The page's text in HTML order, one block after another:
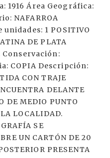
1916 Área Geográfica:
NAFARROA
unidades: 1 POSITIVO
DE PLATA
Conservación:
COPIA Descripción:
CON TRAJE
DELANTE
DE MEDIO PUNTO
LOCALIDAD.
SE
UN CARTÓN DE 20
PRESENTA